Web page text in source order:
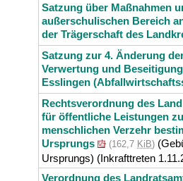
Satzung über Maßnahmen
außerschulischen Bereich
der Trägerschaft des
Satzung zur 4. Änderung
Verwertung und
Esslingen
Rechtsverordnung des
für öffentliche Leistungen
menschlichen Verzehr
Ursprungs
(162,7 KiB)
Ursprungs) (Inkrafttreten
Verordnung des